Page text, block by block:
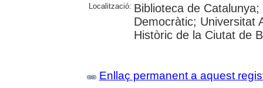
Localització: Biblioteca de
Democràtic; Universitat
Històric de la Ciutat de
Enllaç permanent a aquest